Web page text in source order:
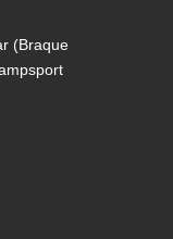
(Braque